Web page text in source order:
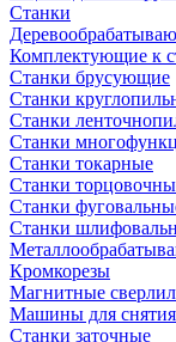
Станки
Комплектующие к
Станки брусующие
Станки
Станки
Станки
Станки токарные
Станки
Станки
Станки
Кромкорезы
Магнитные
Машины для
Станки заточные